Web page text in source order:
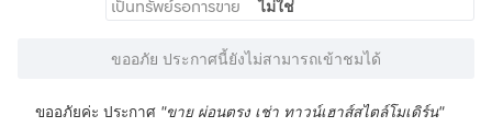
เป็นทรัพย์รอการขาย ไม่ใช่
ขออภัย ประกาศนี้ยังไม่สามารถเข้าชมได้
ขออภัยค่ะ ประกาศ "ขาย ผ่อนตรง เช่า ทาวน์เฮาส์สไตล์โมเดิร์น"